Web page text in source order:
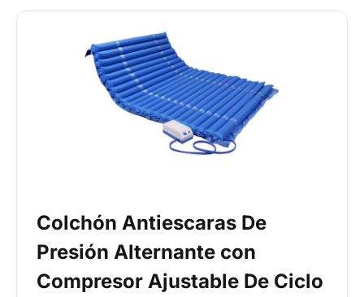
Colchón Antiescaras De
Presión Alternante con
Compresor Ajustable De Ciclo